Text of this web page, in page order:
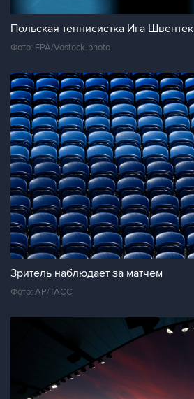
Польская теннисистка Ига Швентек
Фото: EPA/Vostock-photo
Зритель наблюдает за матчем
Фото: АР/ТАСС